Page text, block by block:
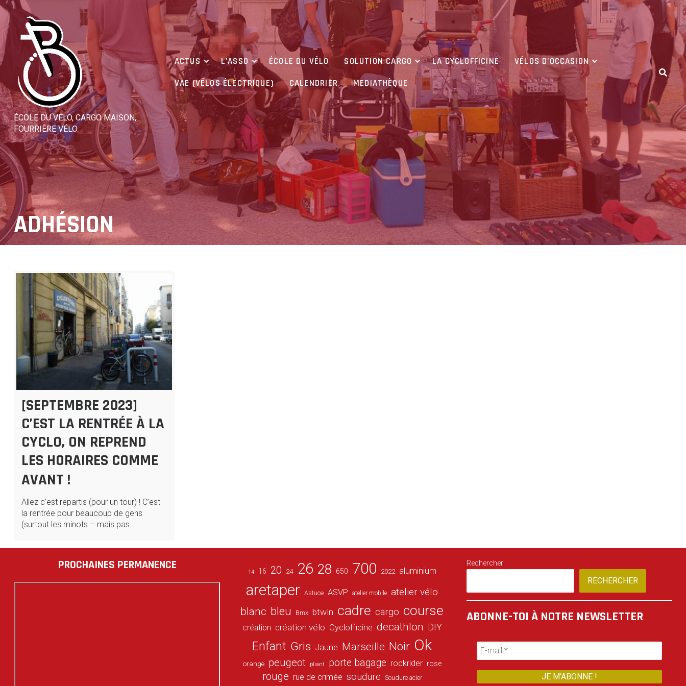
Skip
content
ÉCOLE DU VÉLO, CARGO MAISON,
FOURRIÈRE VÉLO
ACTUS L’ASSO ÉCOLE DU VÉLO SOLUTION CARGO LA CYCLOFFICINE
VÉLOS D’OCCASION
VAE (VÉLOS ÉLECTRIQUE)
CALENDRIER MEDIATHÈQUE
ADHÉSION
[SEPTEMBRE 2023]
C’EST LA RENTRÉE À LA
CYCLO, ON REPREND
LES HORAIRES COMME
AVANT !
Allez c’est repartis (pour un tour) ! C’est
la rentrée pour beaucoup de gens
(surtout les minots – mais pas…
PROCHAINES PERMANENCE 14 16 20 24 26 28 650 700 2022 aluminium
aretaper Astuce ASVP atelier mobile atelier vélo
blanc bleu Bmx btwin cadre cargo course
création création vélo Cyclofficine decathlon DIY
Enfant Gris Jaune Marseille Noir Ok
orange peugeot pliant porte bagage rockrider rose
rouge rue de crimée soudure Soudure acier
Rechercher
RECHERCHER
ABONNE-TOI À NOTRE NEWSLETTER